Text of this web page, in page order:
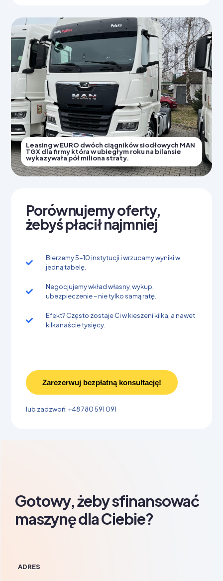
Leasing w EURO dwóch ciągników siodłowych MAN
TGX dla firmy która w ubiegłym roku na bilansie
wykazywała pół miliona straty.
Porównujemy oferty,
żebyś płacił najmniej
Bierzemy 5-10 instytucji i wrzucamy wyniki w
jedną tabelę.
Negocjujemy wkład własny, wykup,
ubezpieczenie – nie tylko samą ratę.
Efekt? Często zostaje Ci w kieszeni kilka, a nawet
kilkanaście tysięcy.
Zarezerwuj bezpłatną konsultację!
lub zadzwoń: +48 780 591 091
Gotowy, żeby sfinansować
maszynę dla Ciebie?​
ADRES